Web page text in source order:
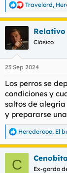
R
e
a
c
i
e
:
Travelord,
Relativo
Clásico
23 Sep 2024
Los perros se
condiciones y
saltos de
y prepararse
R
e
a
Herederooo, El
C Cenobita
Ex-gordo